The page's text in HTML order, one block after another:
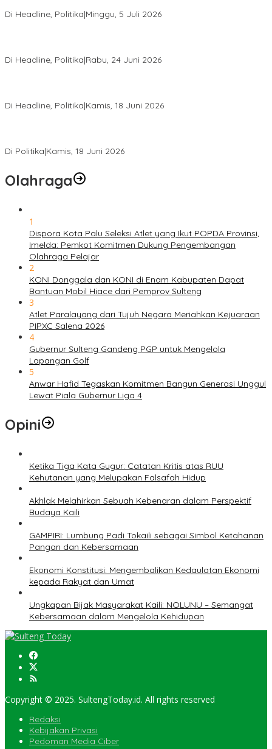
Di Headline, Politika|Minggu, 5 Juli 2026
Di Headline, Politika|Rabu, 24 Juni 2026
Di Headline, Politika|Kamis, 18 Juni 2026
Di Politika|Kamis, 18 Juni 2026
Olahraga
1
Dispora Kota Palu Seleksi Atlet yang Ikut POPDA Provinsi,
Imelda: Pemkot Komitmen Dukung Pengembangan
Olahraga Pelajar
2
KONI Donggala dan KONI di Enam Kabupaten Dapat
Bantuan Mobil Hiace dari Pemprov Sulteng
3
Atlet Paralayang dari Tujuh Negara Meriahkan Kejuaraan
PIPXC Salena 2026
4
Gubernur Sulteng Gandeng PGP untuk Mengelola
Lapangan Golf
5
Anwar Hafid Tegaskan Komitmen Bangun Generasi Unggul
Lewat Piala Gubernur Liga 4
Opini
Ketika Tiga Kata Gugur: Catatan Kritis atas RUU
Kehutanan yang Melupakan Falsafah Hidup
Akhlak Melahirkan Sebuah Kebenaran dalam Perspektif
Budaya Kaili
GAMPIRI: Lumbung Padi Tokaili sebagai Simbol Ketahanan
Pangan dan Kebersamaan
Ekonomi Konstitusi: Mengembalikan Kedaulatan Ekonomi
kepada Rakyat dan Umat
Ungkapan Bijak Masyarakat Kaili: NOLUNU – Semangat
Kebersamaan dalam Mengelola Kehidupan
Copyright © 2025. SultengToday.id. All rights reserved
Redaksi
Kebijakan Privasi
Pedoman Media Ciber